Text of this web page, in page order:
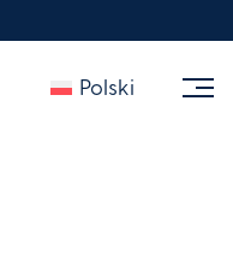
Polski